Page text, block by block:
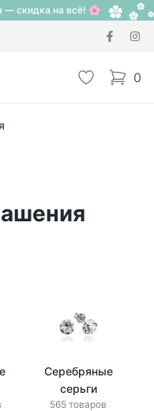
— скидка на всё! 🌸
Избранное
0
items
Серебряные
серьги
565 товаров